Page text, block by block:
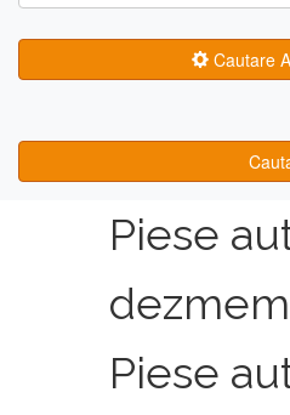
Cautare
Piese
Piese